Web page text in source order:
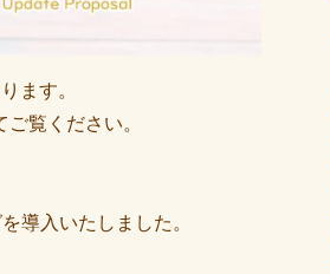
ます。
覧ください。
導入いたしました。